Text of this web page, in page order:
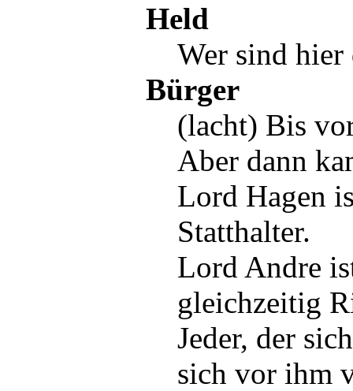
Held
Wer sind
Bürger
(lacht) Bis
Aber dann
Lord Hagen
Statthalter.
Lord Andre
gleichzeitig
Jeder, der
sich vor ihm